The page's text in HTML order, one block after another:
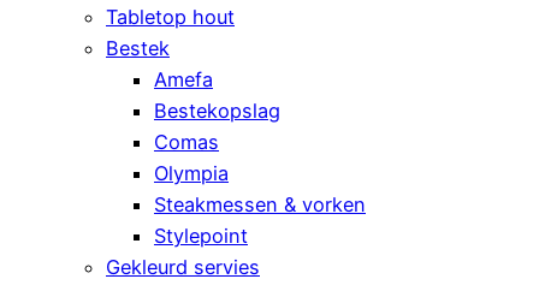
Tabletop hout
Bestek
Amefa
Bestekopslag
Comas
Olympia
Steakmessen & vorken
Stylepoint
Gekleurd servies